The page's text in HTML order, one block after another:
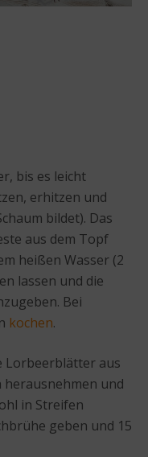
bis es leicht
erhitzen und
bildet). Das
aus dem Topf
heißen Wasser (2
lassen und die
Bei
kochen.
Lorbeerblätter aus
herausnehmen und
in Streifen
geben und 15